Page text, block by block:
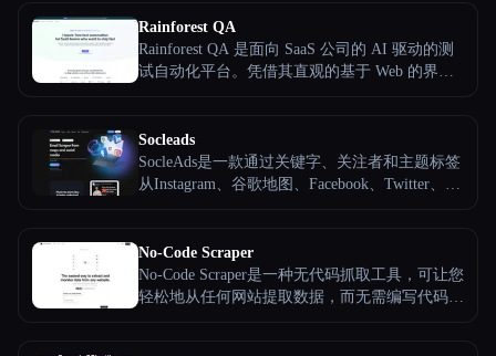
Rainforest QA
Rainforest QA 是面向 SaaS 公司的 AI 驱动的测
试自动化平台。凭借其直观的基于 Web 的界
含创建端到端测试、大规模并行运行测试以及获
得详细结果所需的一切。
Socleads
SocleAds是一款通过关键字、关注者和主题标签
从Instagram、谷歌地图、Facebook、Twitter、
No-Code Scraper
No-Code Scraper是一种无代码抓取工具，可让您
轻松地从任何网站提取数据，而无需编写代码或